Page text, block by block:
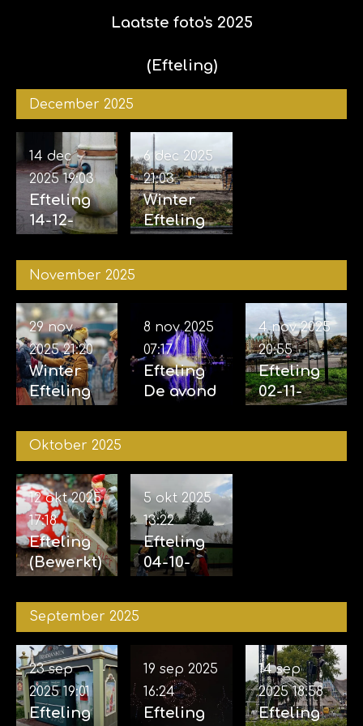
Laatste foto's 2025
(Efteling)
December 2025
Efteling
14-12-
14 dec
2025 19:03
Winter
Efteling
2025
6 dec 2025
21:03
November 2025
Winter
Efteling
2025
29 nov
2025 21:20
Efteling
De avond
vijf
07-11-2025
8 nov 2025
07:17
Efteling
02-11-
04-11-
4 nov 2025
20:55
Oktober 2025
Efteling
(Bewerkt)
2025
12 okt 2025
17:18
Efteling
04-10-
5 okt 2025
13:22
September 2025
Efteling
23 sep
2025 19:01
Efteling
19 sep 2025
16:24
Efteling
14 sep
2025 18:58